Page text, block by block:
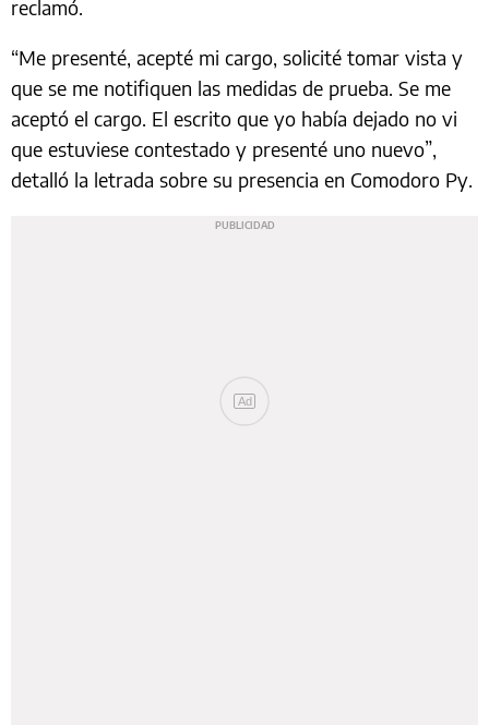
reclamó.
“Me presenté, acepté mi cargo, solicité tomar vista y
que se me notifiquen las medidas de prueba. Se me
aceptó el cargo. El escrito que yo había dejado no vi
que estuviese contestado y presenté uno nuevo”,
detalló la letrada sobre su presencia en Comodoro Py.
Ad